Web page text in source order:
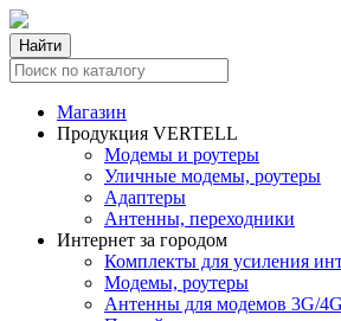
Найти
Магазин
Продукция VERTELL
Модемы и роутеры
Уличные модемы, роутеры
Адаптеры
Антенны, переходники
Интернет за городом
Комплекты для усиления
Модемы, роутеры
Антенны для модемов 3G/4G